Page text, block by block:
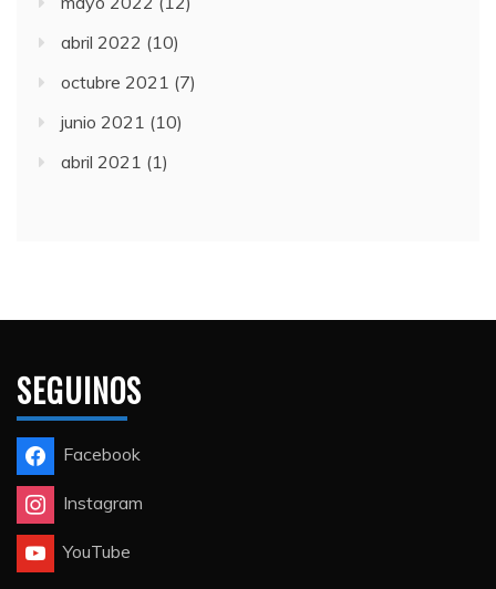
abril 2022 (10)
octubre 2021 (7)
junio 2021 (10)
abril 2021 (1)
SEGUINOS
Facebook
Instagram
YouTube